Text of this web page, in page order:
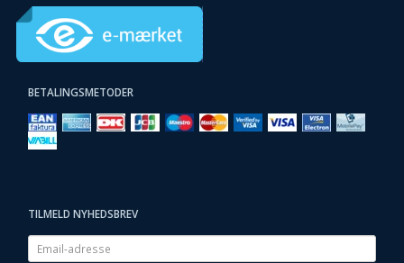
BETALINGSMETODER
TILMELD NYHEDSBREV
Email-
adresse